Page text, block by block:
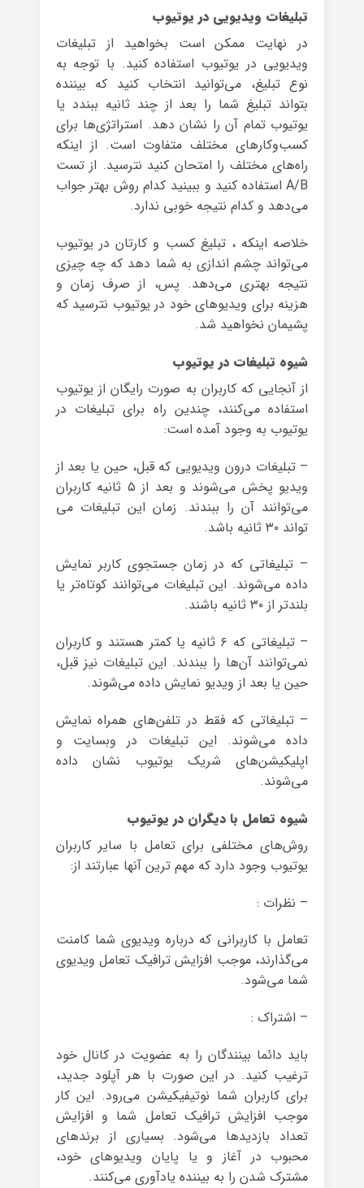
تبلیغات ویدیویی در یوتیوب
در نهایت ممکن است بخواهید از تبلیغات
ویدیویی در یوتیوب استفاده کنید. با توجه به
نوع تبلیغ، می‌توانید انتخاب کنید که بیننده
بتواند تبلیغ شما را بعد از چند ثانیه ببندد یا
یوتیوب تمام آن را نشان دهد. استراتژی‌ها برای
کسب‌وکارهای مختلف متفاوت است. از اینکه
راه‌‎های مختلف را امتحان کنید نترسید. از تست
A/B استفاده کنید و ببینید کدام روش بهتر جواب
می‌دهد و کدام نتیجه خوبی ندارد.
خلاصه اینکه ، تبلیغ کسب و کارتان در یوتیوب
می‌تواند چشم اندازی به شما دهد که چه چیزی
نتیجه بهتری می‌دهد. پس، از صرف زمان و
هزینه برای ویدیوهای خود در یوتیوب نترسید که
پشیمان نخواهید شد.
شیوه تبلیغات در یوتیوب
از آنجایی که کاربران به صورت رایگان از یوتیوب
استفاده می‌کنند، چندین راه برای تبلیغات در
یوتیوب به وجود آمده است:
– تبلیغات درون ویدیویی که قبل، حین یا بعد از
ویدیو پخش می‌شوند و بعد از ۵ ثانیه کاربران
می‌توانند آن را ببندند. زمان این تبلیغات می
تواند ۳۰ ثانیه باشد.
– تبلیغاتی که در زمان جستجوی کاربر نمایش
داده می‌شوند. این تبلیغات می‌توانند کوتاه‌تر یا
بلندتر از ۳۰ ثانیه باشند.
– تبلیغاتی که ۶ ثانیه یا کمتر هستند و کاربران
نمی‌توانند آن‌ها را ببندند. این تبلیغات نیز قبل،
حین یا بعد از ویدیو نمایش داده می‌شوند.
– تبلیغاتی که فقط در تلفن‌های همراه نمایش
داده می‌شوند. این تبلیغات در وبسایت و
اپلیکیشن‌های شریک یوتیوب نشان داده
می‌شوند.
شیوه تعامل با دیگران در یوتیوب
روش‌های مختلفی برای تعامل با سایر کاربران
یوتیوب وجود دارد که مهم ترین آنها عبارتند از:
– نظرات :
تعامل با کاربرانی که درباره ویدیوی شما کامنت
می‌گذارند، موجب افزایش ترافیک تعامل ویدیوی
شما می‌شود.
– اشتراک :
باید دائما بینندگان را به عضویت در کانال خود
ترغیب کنید. در این صورت با هر آپلود جدید،
برای کاربران شما نوتیفیکیشن می‌رود. این کار
موجب افزایش ترافیک تعامل شما و افزایش
تعداد بازدیدها می‌شود. بسیاری از برندهای
محبوب در آغاز و یا پایان ویدیوهای خود،
مشترک شدن را به بیننده یادآوری می‌کنند.